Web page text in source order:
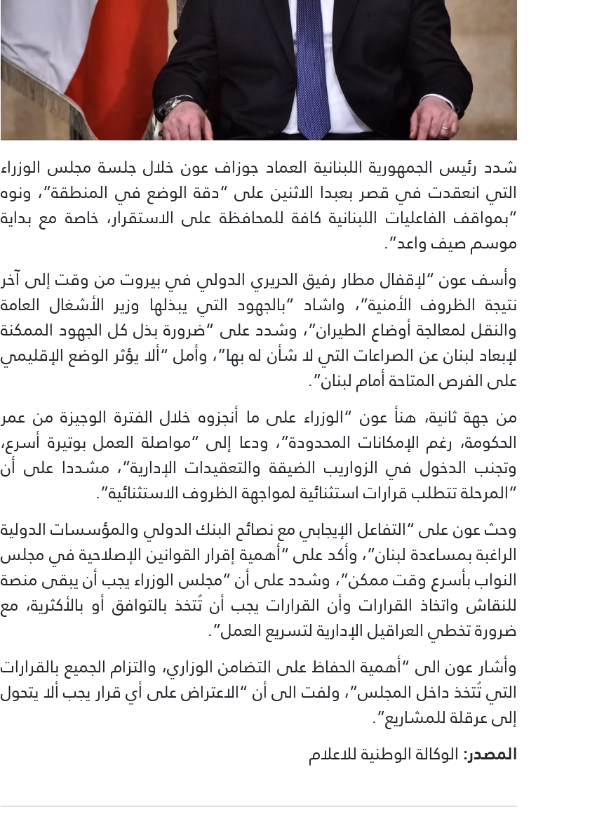
شدد رئيس الجمهورية اللبنانية العماد جوزاف عون خلال جلسة مجلس الوزراء
التي انعقدت في قصر بعبدا الاثنين على “دقة الوضع في المنطقة”، ونوه
“بمواقف الفاعليات اللبنانية كافة للمحافظة على الاستقرار، خاصة مع بداية
موسم صيف واعد”.
‏وأسف عون “لإقفال مطار رفيق الحريري الدولي في بيروت من وقت إلى آخر
نتيجة الظروف الأمنية”، واشاد “بالجهود التي يبذلها وزير الأشغال العامة
والنقل لمعالجة أوضاع الطيران”، ‏وشدد على “ضرورة بذل كل الجهود الممكنة
لإبعاد لبنان عن الصراعات التي لا شأن له بها”، وأمل “ألا يؤثر الوضع الإقليمي
على الفرص المتاحة أمام لبنان”.
‏من جهة ثانية، هنأ عون “الوزراء على ما أنجزوه خلال الفترة الوجيزة من عمر
الحكومة، رغم الإمكانات المحدودة”، ودعا إلى “مواصلة العمل بوتيرة أسرع،
وتجنب الدخول في الزواريب الضيقة والتعقيدات الإدارية”، مشددا على أن
“المرحلة تتطلب قرارات استثنائية لمواجهة الظروف الاستثنائية”.
وحث عون على “التفاعل الإيجابي مع نصائح البنك الدولي والمؤسسات الدولية
الراغبة بمساعدة لبنان”، وأكد على “أهمية إقرار القوانين الإصلاحية في مجلس
النواب بأسرع وقت ممكن”، ‏وشدد على أن “مجلس الوزراء يجب أن يبقى منصة
للنقاش واتخاذ القرارات وأن القرارات يجب أن تُتخذ بالتوافق أو بالأكثرية، مع
ضرورة تخطي العراقيل الإدارية لتسريع العمل”.
وأشار عون الى “أهمية الحفاظ على التضامن الوزاري، والتزام الجميع بالقرارات
التي تُتخذ داخل المجلس”، ولفت الى أن “الاعتراض على أي قرار يجب ألا يتحول
إلى عرقلة للمشاريع”.
المصدر: الوكالة الوطنية للاعلام